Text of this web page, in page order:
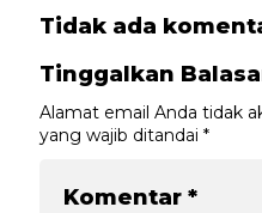
Tidak ada
Tinggalkan
Alamat email Anda tidak
yang wajib ditandai *
Komentar *